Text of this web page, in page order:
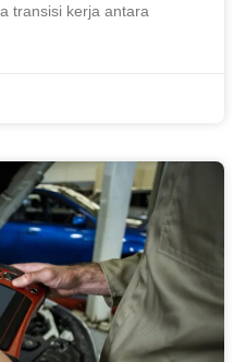
transisi kerja antara